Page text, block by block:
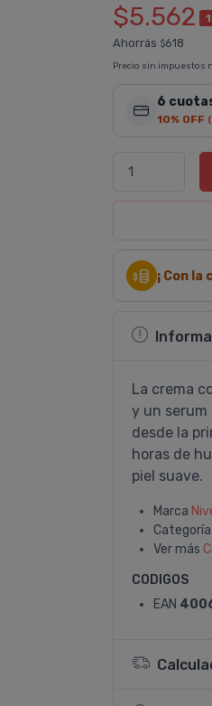
$5.562
Ahorrás $618
Precio sin impuestos
6
10% OFF
¡ Con
La crema
y un
desde la
horas de
piel suave.
Marca
Categoría
Ver más
CODIGOS
EAN